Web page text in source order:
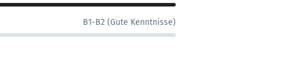
B1-B2 (Gute Kenntnisse)